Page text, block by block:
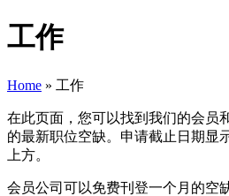
工作
Home » 工作
在此页面，您可以找到我们的会员
的最新职位空缺。申请截止日期显
上方。
会员公司可以免费刊登一个月的空